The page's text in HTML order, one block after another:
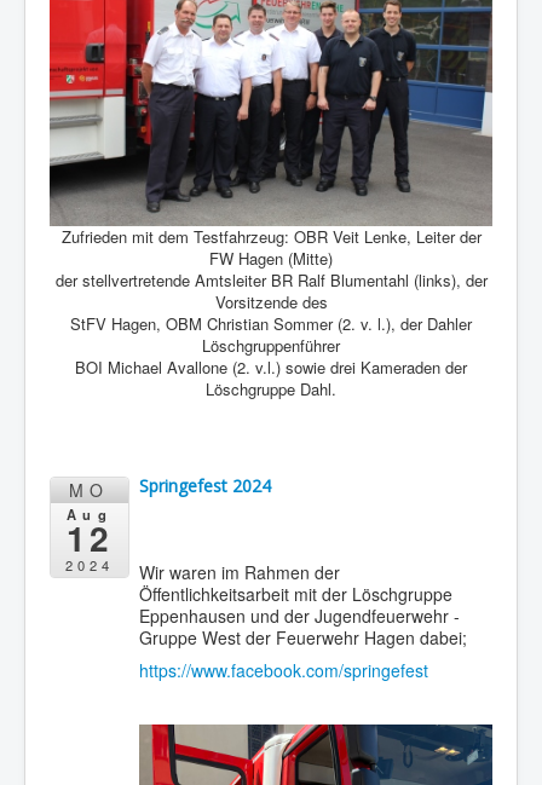
Zufrieden mit dem Testfahrzeug: OBR Veit Lenke, Leiter der
FW Hagen (Mitte)
der stellvertretende Amtsleiter BR Ralf Blumentahl (links), der
Vorsitzende des
StFV Hagen, OBM Christian Sommer (2. v. l.), der Dahler
Löschgruppenführer
BOI Michael Avallone (2. v.l.) sowie drei Kameraden der
Löschgruppe Dahl.
MO
Aug
12
2024
Springefest 2024
Wir waren im Rahmen der
Öffentlichkeitsarbeit mit der Löschgruppe
Eppenhausen und der Jugendfeuerwehr -
Gruppe West der Feuerwehr Hagen dabei;
https://www.facebook.com/springefest